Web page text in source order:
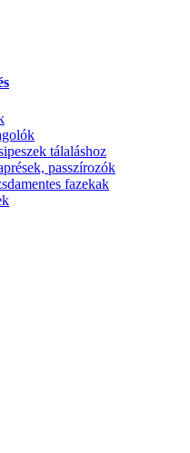
tálaláshoz
passzírozók
fazekak